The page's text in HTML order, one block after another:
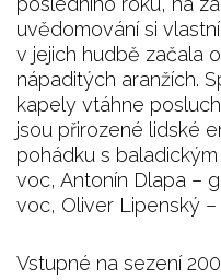
uvědomování si
v jejich hudbě začala
nápaditých aranžích.
kapely vtáhne
jsou přirozené lidské
pohádku s
voc, Antonín Dlapa –
voc, Oliver Lipenský –
Vstupné na sezení